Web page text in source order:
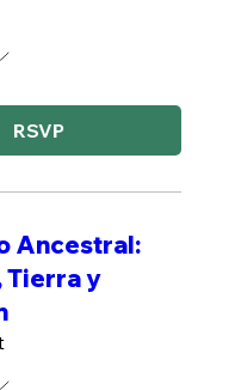
RSVP
Ancestral:
Tierra y